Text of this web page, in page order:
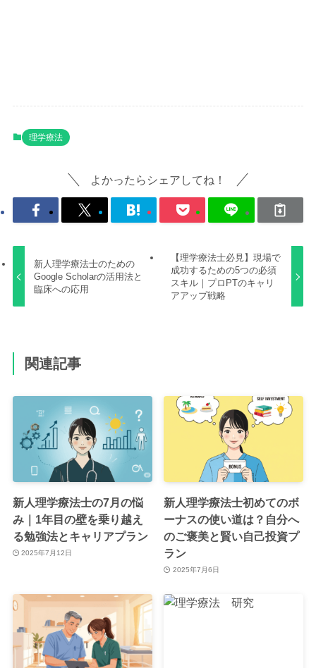
理学療法
よかったらシェアしてね！
新人理学療法士のための
Google Scholarの活用法と
臨床への応用
【理学療法士必見】現場で
成功するための5つの必須
スキル｜プロPTのキャリ
アアップ戦略
関連記事
新人理学療法士の7月の悩
み｜1年目の壁を乗り越え
る勉強法とキャリアプラン
2025年7月12日
新人理学療法士初めてのボ
ーナスの使い道は？自分へ
のご褒美と賢い自己投資プ
ラン
2025年7月6日